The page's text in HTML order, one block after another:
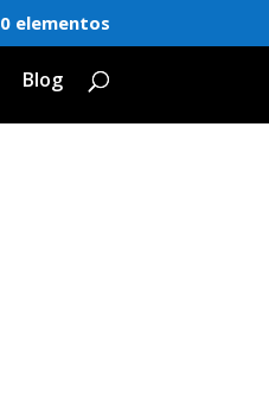
0 elementos
Blog